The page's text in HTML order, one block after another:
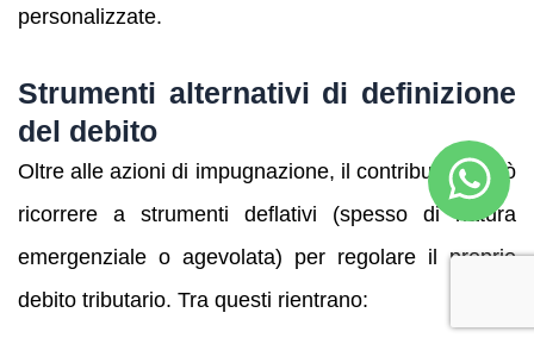
personalizzate.
Strumenti alternativi di definizione
del debito
Oltre alle azioni di impugnazione, il contribuente può
ricorrere a strumenti deflativi (spesso di natura
emergenziale o agevolata) per regolare il proprio
debito tributario. Tra questi rientrano: